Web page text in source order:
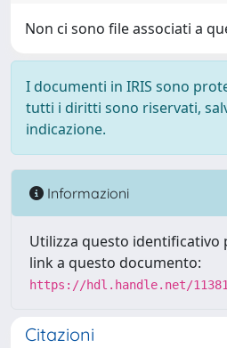
Non ci sono file associati a
I documenti in IRIS sono
tutti i diritti sono riservati,
indicazione.
Informazioni
Utilizza questo identificativo
link a questo documento:
https://hdl.handle.net/
Citazioni